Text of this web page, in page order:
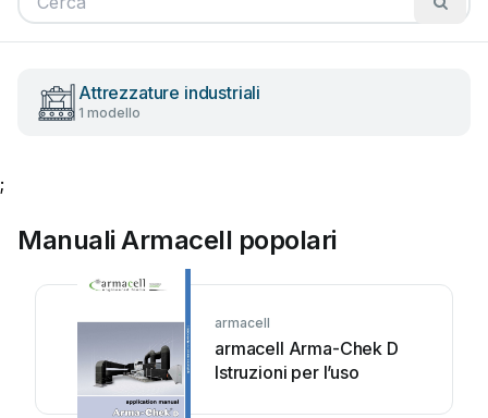
Attrezzature industriali
1 modello
;
Manuali Armacell popolari
armacell
armacell Arma-Chek D
Istruzioni per l’uso